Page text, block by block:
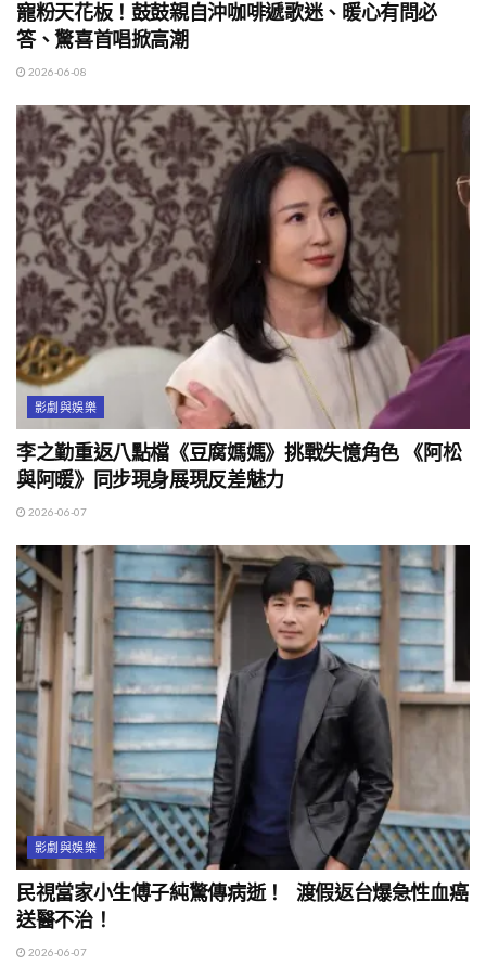
寵粉天花板！鼓鼓親自沖咖啡遞歌迷、暖心有問必
答、驚喜首唱掀高潮
2026-06-08
影劇與娛樂
李之勤重返八點檔《豆腐媽媽》挑戰失憶角色 《阿松
與阿暖》同步現身展現反差魅力
2026-06-07
影劇與娛樂
民視當家小生傅子純驚傳病逝！ 渡假返台爆急性血癌
送醫不治！
2026-06-07